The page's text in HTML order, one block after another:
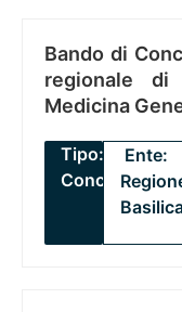
Bando di
regionale di
Medicina
Tipo:
Concorsi
Ente: